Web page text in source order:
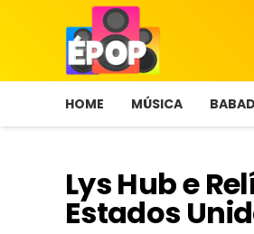
HOME MÚSICA
Lys Hub e
Estados